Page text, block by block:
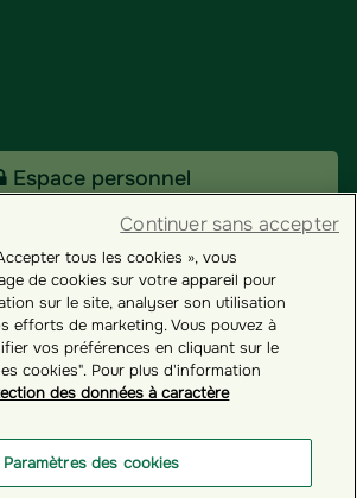
Espace personnel
Tous nos fonds
Contact
Groupama ES
des cookies
tous les cookies », vous
de cookies sur votre appareil pour
sur le site, analyser son utilisation
efforts de marketing. Vous pouvez à
vos préférences en cliquant sur le
cookies". Pour plus d'information
des données à caractère
Paramètres des cookies
Continuer sans accepter